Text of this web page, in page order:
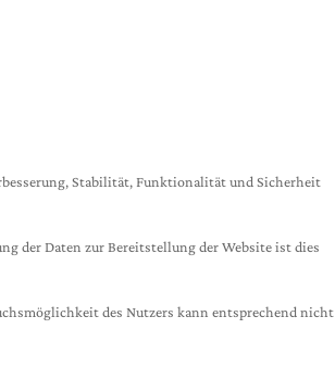
Stabilität, Funktionalität und Sicherheit
der Daten zur Bereitstellung der Website ist dies
des Nutzers kann entsprechend nicht